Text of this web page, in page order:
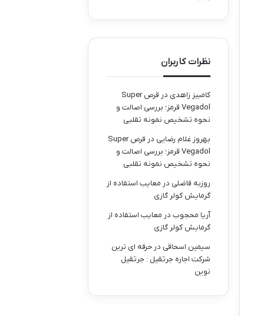
نظرات کاربران
کامبیز زاهدی در
قرص Super
Vegadol قرمز؛ بررسی اصالت و
نحوه تشخیص نمونه تقلبی
بهروز غلام رضایی در
قرص Super
Vegadol قرمز؛ بررسی اصالت و
نحوه تشخیص نمونه تقلبی
روزبه فاضلی در معایب استفاده از
گرمایش کولر گازی
آریا محجوبدر معایب استفاده از
گرمایش کولر گازی
سیمین اسحاقی در حرفه ای ترین
شرکت اجاره جرثقیل : جرثقیل
نوین